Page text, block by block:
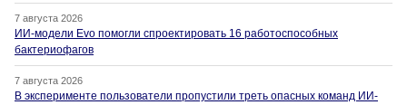
7 августа 2026
ИИ-модели Evo помогли спроектировать 16 работоспособных
бактериофагов
7 августа 2026
В эксперименте пользователи пропустили треть опасных команд ИИ-